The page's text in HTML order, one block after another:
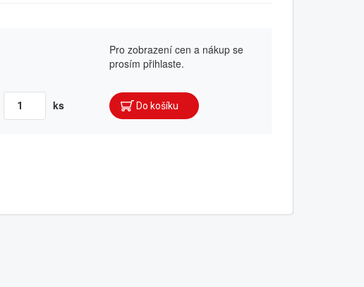
Pro zobrazení cen a nákup se
prosím přihlaste.
ks